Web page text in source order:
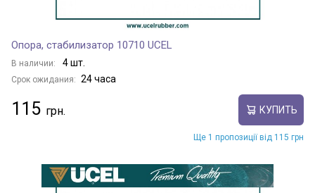
Опора, стабилизатор 10710 UCEL
В наличии: 4 шт.
Срок ожидания: 24 часа
115 КУПИТЬ
Ще 1 пропозиції від 115 грн